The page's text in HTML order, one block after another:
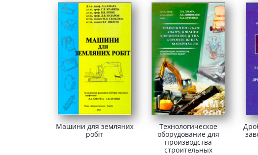
Машини для земляних
робіт
Технологическое
оборудование для
производства
строительных